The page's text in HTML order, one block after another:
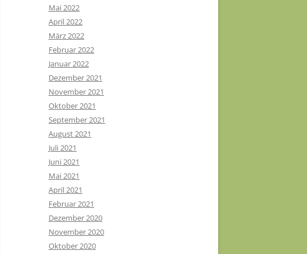
Mai 2022
April 2022
März 2022
Februar 2022
Januar 2022
Dezember 2021
November 2021
Oktober 2021
September 2021
August 2021
Juli 2021
Juni 2021
Mai 2021
April 2021
Februar 2021
Dezember 2020
November 2020
Oktober 2020